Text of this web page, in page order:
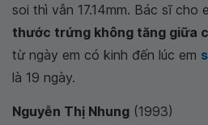
soi thì vẫn 17.14mm. Bác sĩ cho
thước trứng không tăng giữa
từ ngày em có kinh đến lúc em
là 19 ngày.
Nguyễn Thị Nhung (1993)